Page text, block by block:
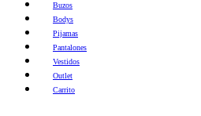
Buzos
Bodys
Pijamas
Pantalones
Vestidos
Outlet
Carrito